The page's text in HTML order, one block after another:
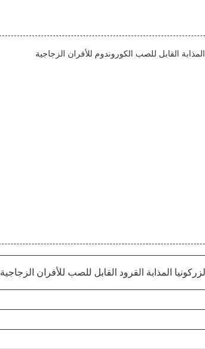
القابل للصب الكوروندوم للأفران الزجاجية
المذابة القرود القابل للصب للأفران الزجاجية